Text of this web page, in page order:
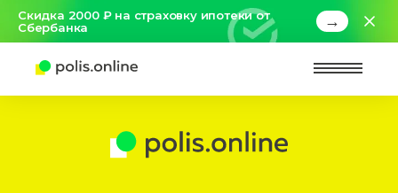
Скидка 2000 ₽ на страховку ипотеки от
Сбербанка
→